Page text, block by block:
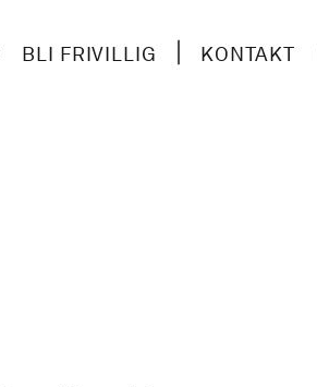
BLI FRIVILLIG KONTAKT